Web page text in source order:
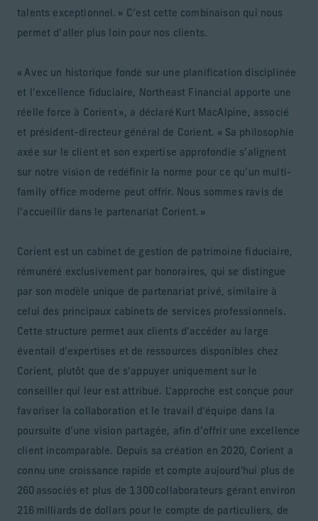
talents exceptionnel. » C’est cette combinaison qui nous
permet d’aller plus loin pour nos clients.
« Avec un historique fondé sur une planification disciplinée
et l’excellence fiduciaire, Northeast Financial apporte une
réelle force à Corient », a déclaré Kurt MacAlpine, associé
et président-directeur général de Corient. « Sa philosophie
axée sur le client et son expertise approfondie s’alignent
sur notre vision de redéfinir la norme pour ce qu’un multi-
family office moderne peut offrir. Nous sommes ravis de
l’accueillir dans le partenariat Corient. »
Corient est un cabinet de gestion de patrimoine fiduciaire,
rémunéré exclusivement par honoraires, qui se distingue
par son modèle unique de partenariat privé, similaire à
celui des principaux cabinets de services professionnels.
Cette structure permet aux clients d’accéder au large
éventail d’expertises et de ressources disponibles chez
Corient, plutôt que de s’appuyer uniquement sur le
conseiller qui leur est attribué. L’approche est conçue pour
favoriser la collaboration et le travail d’équipe dans la
poursuite d’une vision partagée, afin d’offrir une excellence
client incomparable. Depuis sa création en 2020, Corient a
connu une croissance rapide et compte aujourd'hui plus de
260 associés et plus de 1 300 collaborateurs gérant environ
216 milliards de dollars pour le compte de particuliers, de